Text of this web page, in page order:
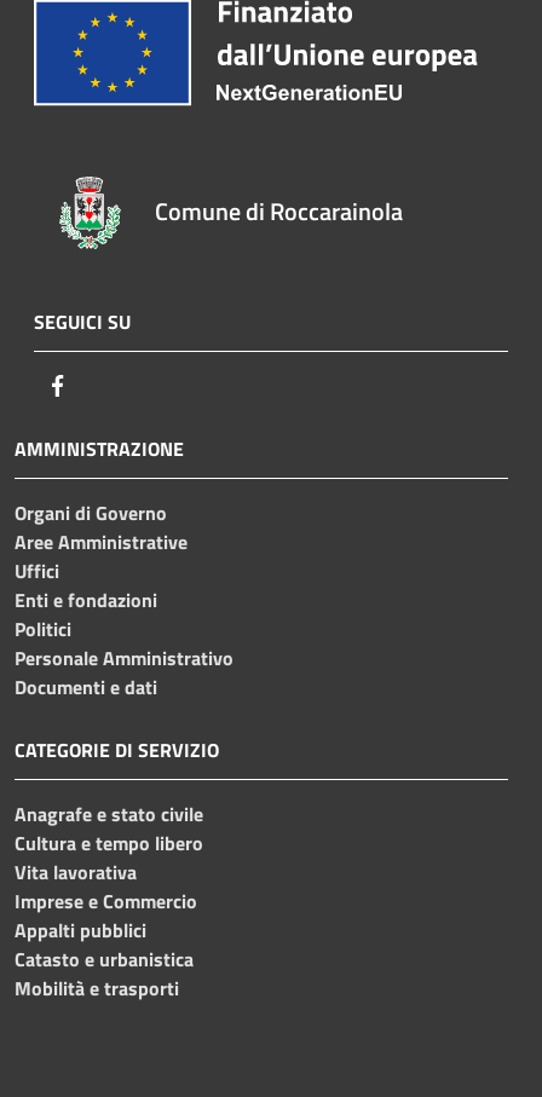
Comune di Roccarainola
SEGUICI SU
AMMINISTRAZIONE
Organi di Governo
Aree Amministrative
Uffici
Enti e fondazioni
Politici
Personale Amministrativo
Documenti e dati
CATEGORIE DI SERVIZIO
Anagrafe e stato civile
Cultura e tempo libero
Vita lavorativa
Imprese e Commercio
Appalti pubblici
Catasto e urbanistica
Mobilità e trasporti